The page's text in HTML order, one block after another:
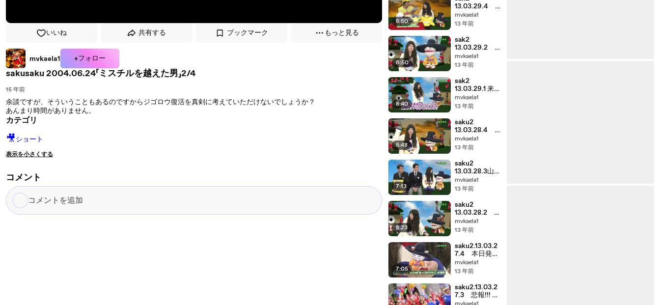
いいね 共有する ブックマーク もっと見る
mvkaela1 +フォロー
sakusaku 2004.06.24「ミスチルを越えた男」2/4
15 年前
余談ですが、そういうこともあるのですからジゴロウ復活を真剣に考えていただけないでしょうか？
あんまり時間がありません。
カテゴリ
🎥ショート
表示を小さくする
コメント
コ
メ
5:50
13.03.29.4
サトシと2大巨
頭 スマイリ
mvkaela1
13 年前
6:50
sak2
13.03.29.2
DVD発売記念
イベントinビ
mvkaela1
13 年前
8:40
sak2
13.03.29.1 来
てみたら、顔
が土色だっ
mvkaela1
13 年前
5:48
saku2
13.03.28.4
キリンジから
のビデオメッ
mvkaela1
13 年前
7:13
saku2
13.03.28.3山
口さんとか田
中ちゃん、フ
mvkaela1
13 年前
8:23
saku2
13.03.28.2
ネタやっても
いいです
ン.....
mvkaela1
13 年前
7:05
saku2.13.03.2
7.4 本日発
売 白井ヴィ
ンセントちっ
るみストラッ
プ
mvkaela1
13 年前
saku2.13.03.2
7.3 悲報!!! ギ
フト☆矢野残